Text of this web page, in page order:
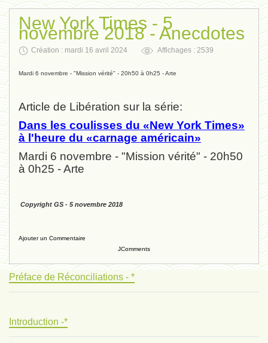
New York Times - 5
novembre 2018 - Anecdotes
Création : mardi 16 avril 2024 Affichages : 2539
Mardi 6 novembre - "Mission vérité" - 20h50 à 0h25 - Arte
Article de Libération sur la série:
Dans les coulisses du «New York Times»
à l'heure du «carnage américain»
Mardi 6 novembre - "Mission vérité" - 20h50
à 0h25 - Arte
Copyright GS - 5 novembre 2018
Ajouter un Commentaire
JComments
Préface de Réconciliations - *
Introduction -*